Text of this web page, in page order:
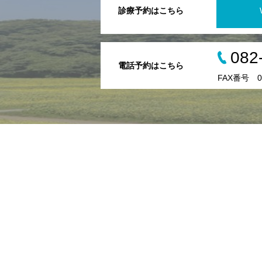
診療予約はこちら
電話予約はこちら
FAX番号